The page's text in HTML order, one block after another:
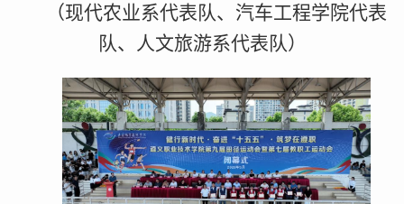
（现代农业系代表队、汽车工程学院代表
队、人文旅游系代表队）